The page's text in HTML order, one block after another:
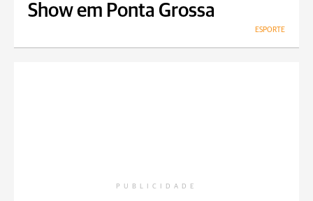
Show em Ponta Grossa
ESPORTE
PUBLICIDADE